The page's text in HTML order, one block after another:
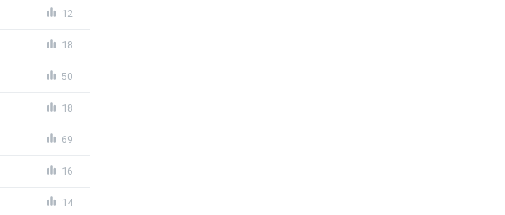
12
18
50
18
69
16
14